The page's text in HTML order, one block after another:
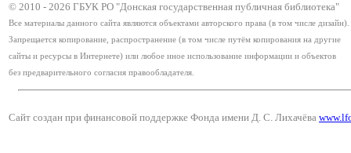
© 2010 - 2026 ГБУК РО "Донская государственная публичная библиотека"
Все материалы данного сайта являются объектами авторского права (в том числе дизайн).
Запрещается копирование, распространение (в том числе путём копирования на другие
сайты и ресурсы в Интернете) или любое иное использование информации и объектов
без предварительного согласия правообладателя.
Сайт создан при финансовой поддержке Фонда имени Д. С. Лихачёва